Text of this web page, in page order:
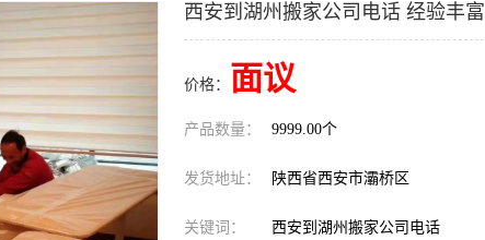
西安到湖州搬家公司电话 经验丰富
价格： 面议
产品数量： 9999.00个
发货地址： 陕西省西安市灞桥区
关键词： 西安到湖州搬家公司电话